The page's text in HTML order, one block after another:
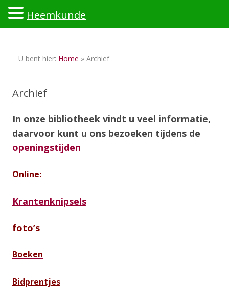
U bent hier: Home » Archief
Archief
In onze bibliotheek vindt u veel informatie,
daarvoor kunt u ons bezoeken tijdens de
openingstijden
Online:
Krantenknipsels
foto’s
Boeken
Bidprentjes
Heemkunde